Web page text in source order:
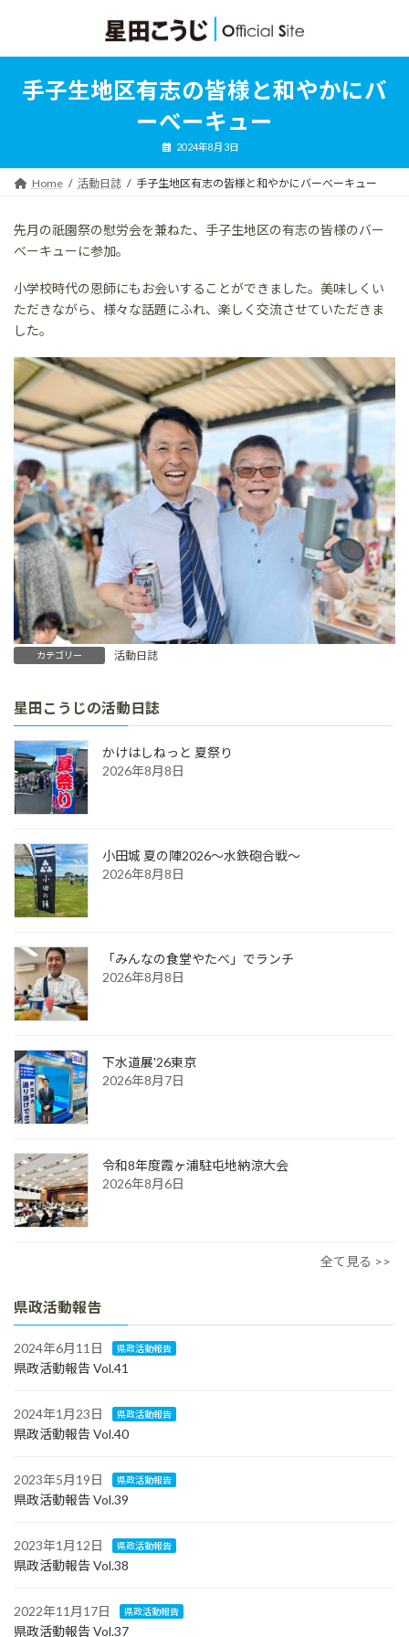
ン
ー
手子生地区有志の皆様と和やかにバ
ーべーキュー
2024年8月3日
Home 活動日誌 手子生地区有志の皆様と和やかにバーべーキュー
先月の祇園祭の慰労会を兼ねた、手子生地区の有志の皆様のバー
べーキューに参加。
小学校時代の恩師にもお会いすることができました。美味しくい
ただきながら、様々な話題にふれ、楽しく交流させていただきま
した。
カテゴリー 活動日誌
星田こうじの活動日誌
かけはしねっと 夏祭り
2026年8月8日
小田城 夏の陣2026～水鉄砲合戦～
2026年8月8日
「みんなの食堂やたべ」でランチ
2026年8月8日
下水道展'26東京
2026年8月7日
令和8年度霞ヶ浦駐屯地納涼大会
2026年8月6日
全て見る >>
県政活動報告
2024年6月11日 県政活動報告
県政活動報告 Vol.41
2024年1月23日 県政活動報告
県政活動報告 Vol.40
2023年5月19日 県政活動報告
県政活動報告 Vol.39
2023年1月12日 県政活動報告
県政活動報告 Vol.38
2022年11月17日 県政活動報告
県政活動報告 Vol.37